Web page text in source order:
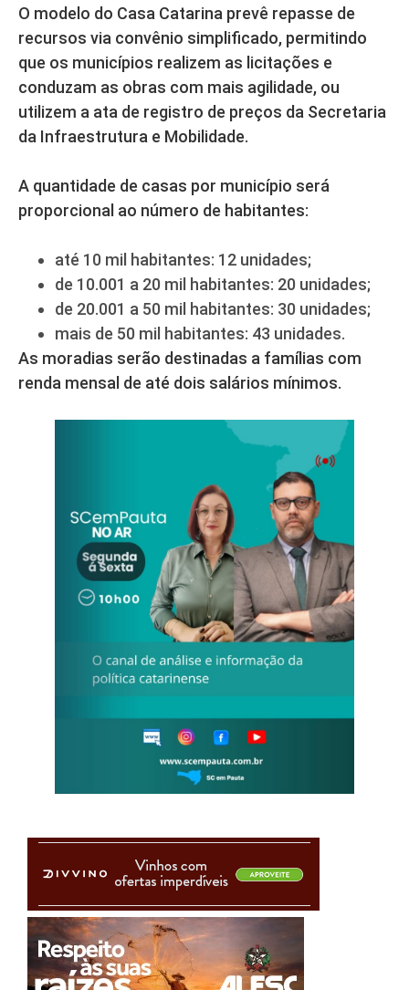
O modelo do Casa Catarina prevê repasse de
recursos via convênio simplificado, permitindo
que os municípios realizem as licitações e
conduzam as obras com mais agilidade, ou
utilizem a ata de registro de preços da Secretaria
da Infraestrutura e Mobilidade.
A quantidade de casas por município será
proporcional ao número de habitantes:
até 10 mil habitantes: 12 unidades;
de 10.001 a 20 mil habitantes: 20 unidades;
de 20.001 a 50 mil habitantes: 30 unidades;
mais de 50 mil habitantes: 43 unidades.
As moradias serão destinadas a famílias com
renda mensal de até dois salários mínimos.